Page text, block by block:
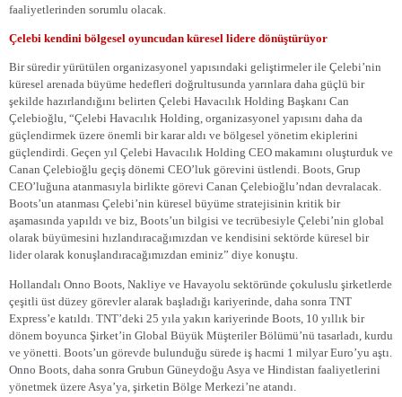
faaliyetlerinden sorumlu olacak.
Çelebi kendini bölgesel oyuncudan küresel lidere dönüştürüyor
Bir süredir yürütülen organizasyonel yapısındaki geliştirmeler ile Çelebi’nin
küresel arenada büyüme hedefleri doğrultusunda yarınlara daha güçlü bir
şekilde hazırlandığını belirten Çelebi Havacılık Holding Başkanı Can
Çelebioğlu, “Çelebi Havacılık Holding, organizasyonel yapısını daha da
güçlendirmek üzere önemli bir karar aldı ve bölgesel yönetim ekiplerini
güçlendirdi. Geçen yıl Çelebi Havacılık Holding CEO makamını oluşturduk ve
Canan Çelebioğlu geçiş dönemi CEO’luk görevini üstlendi. Boots, Grup
CEO’luğuna atanmasıyla birlikte görevi Canan Çelebioğlu’ndan devralacak.
Boots’un atanması Çelebi’nin küresel büyüme stratejisinin kritik bir
aşamasında yapıldı ve biz, Boots’un bilgisi ve tecrübesiyle Çelebi’nin global
olarak büyümesini hızlandıracağımızdan ve kendisini sektörde küresel bir
lider olarak konuşlandıracağımızdan eminiz” diye konuştu.
Hollandalı Onno Boots, Nakliye ve Havayolu sektöründe çokuluslu şirketlerde
çeşitli üst düzey görevler alarak başladığı kariyerinde, daha sonra TNT
Express’e katıldı. TNT’deki 25 yıla yakın kariyerinde Boots, 10 yıllık bir
dönem boyunca Şirket’in Global Büyük Müşteriler Bölümü’nü tasarladı, kurdu
ve yönetti. Boots’un görevde bulunduğu sürede iş hacmi 1 milyar Euro’yu aştı.
Onno Boots, daha sonra Grubun Güneydoğu Asya ve Hindistan faaliyetlerini
yönetmek üzere Asya’ya, şirketin Bölge Merkezi’ne atandı.